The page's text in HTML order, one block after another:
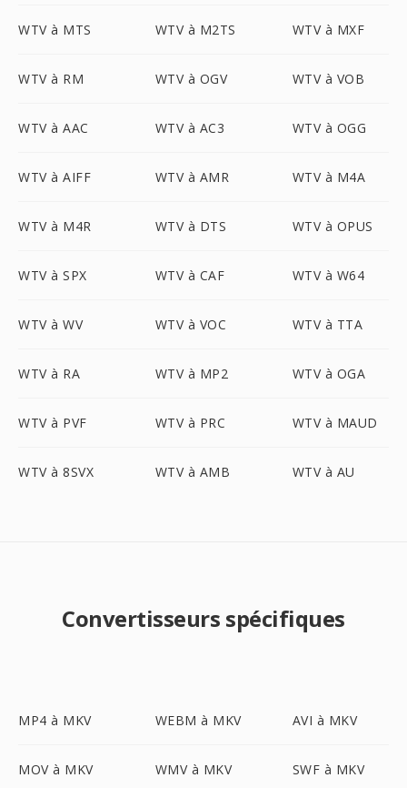
WTV à MTS WTV à M2TS WTV à MXF
WTV à RM WTV à OGV WTV à VOB
WTV à AAC WTV à AC3 WTV à OGG
WTV à AIFF WTV à AMR WTV à M4A
WTV à M4R WTV à DTS WTV à OPUS
WTV à SPX WTV à CAF WTV à W64
WTV à WV WTV à VOC WTV à TTA
WTV à RA WTV à MP2 WTV à OGA
WTV à PVF WTV à PRC WTV à MAUD
WTV à 8SVX WTV à AMB WTV à AU
Convertisseurs spécifiques
MP4 à MKV WEBM à MKV AVI à MKV
MOV à MKV WMV à MKV SWF à MKV